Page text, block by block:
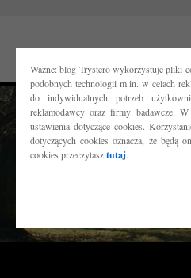
Ważne: blog Trystero wykorzystuje pliki
podobnych technologii m.in. w celach
do indywidualnych potrzeb
reklamodawcy oraz firmy badawcze.
ustawienia dotyczące cookies.
dotyczących cookies oznacza, że będą
cookies przeczytasztutaj.